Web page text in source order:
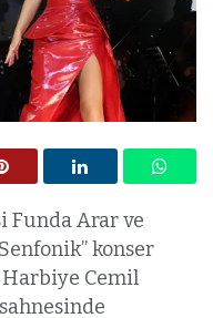
Arar ve
konser
Harbiye Cemil